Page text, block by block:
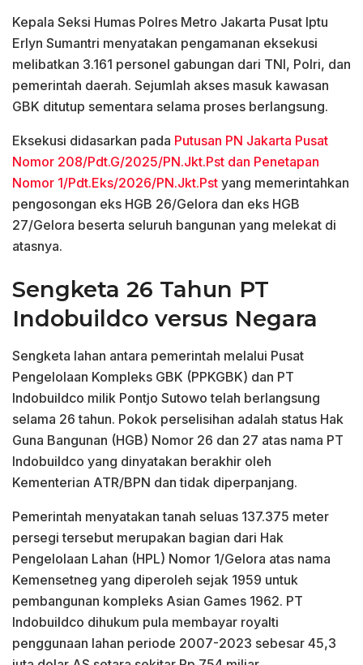
Kepala Seksi Humas Polres Metro Jakarta Pusat Iptu
Erlyn Sumantri menyatakan pengamanan eksekusi
melibatkan 3.161 personel gabungan dari TNI, Polri, dan
pemerintah daerah. Sejumlah akses masuk kawasan
GBK ditutup sementara selama proses berlangsung.
Eksekusi didasarkan pada Putusan PN Jakarta Pusat
Nomor 208/Pdt.G/2025/PN.Jkt.Pst dan Penetapan
Nomor 1/Pdt.Eks/2026/PN.Jkt.Pst yang memerintahkan
pengosongan eks HGB 26/Gelora dan eks HGB
27/Gelora beserta seluruh bangunan yang melekat di
atasnya.
Sengketa 26 Tahun PT
Indobuildco versus Negara
Sengketa lahan antara pemerintah melalui Pusat
Pengelolaan Kompleks GBK (PPKGBK) dan PT
Indobuildco milik Pontjo Sutowo telah berlangsung
selama 26 tahun. Pokok perselisihan adalah status Hak
Guna Bangunan (HGB) Nomor 26 dan 27 atas nama PT
Indobuildco yang dinyatakan berakhir oleh
Kementerian ATR/BPN dan tidak diperpanjang.
Pemerintah menyatakan tanah seluas 137.375 meter
persegi tersebut merupakan bagian dari Hak
Pengelolaan Lahan (HPL) Nomor 1/Gelora atas nama
Kemensetneg yang diperoleh sejak 1959 untuk
pembangunan kompleks Asian Games 1962. PT
Indobuildco dihukum pula membayar royalti
penggunaan lahan periode 2007-2023 sebesar 45,3